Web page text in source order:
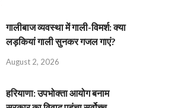
गालीबाज व्‍यवस्‍था में गाली-विमर्श: क्या
लड़कियां गाली सुनकर गजल गाएं?
August 2, 2026
हरियाणा: उपभोक्ता आयोग बनाम